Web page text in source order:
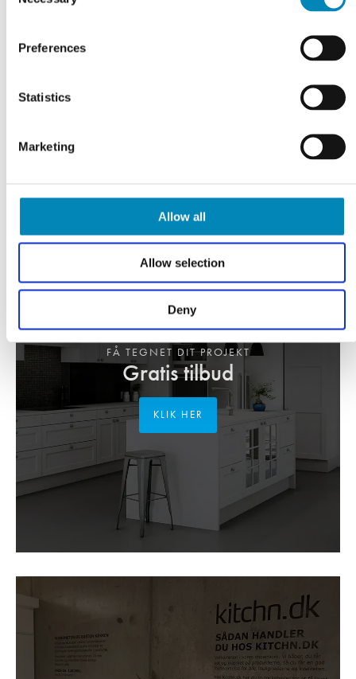
Preferences
Statistics
Marketing
Allow all
Allow selection
Deny
Gratis tilbud
FÅ TEGNET DIT PROJEKT
KLIK HER